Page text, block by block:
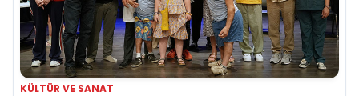
KÜLTÜR VE SANAT